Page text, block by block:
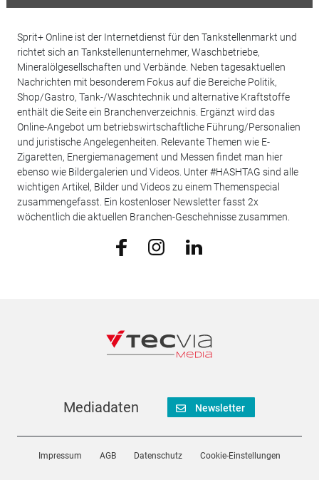
Sprit+ Online ist der Internetdienst für den Tankstellenmarkt und
richtet sich an Tankstellenunternehmer, Waschbetriebe,
Mineralölgesellschaften und Verbände. Neben tagesaktuellen
Nachrichten mit besonderem Fokus auf die Bereiche Politik,
Shop/Gastro, Tank-/Waschtechnik und alternative Kraftstoffe
enthält die Seite ein Branchenverzeichnis. Ergänzt wird das
Online-Angebot um betriebswirtschaftliche Führung/Personalien
und juristische Angelegenheiten. Relevante Themen wie E-
Zigaretten, Energiemanagement und Messen findet man hier
ebenso wie Bildergalerien und Videos. Unter #HASHTAG sind alle
wichtigen Artikel, Bilder und Videos zu einem Themenspecial
zusammengefasst. Ein kostenloser Newsletter fasst 2x
wöchentlich die aktuellen Branchen-Geschehnisse zusammen.
Mediadaten Newsletter
Impressum AGB Datenschutz Cookie-Einstellungen